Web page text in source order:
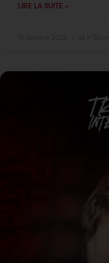
LIRE LA SUITE »